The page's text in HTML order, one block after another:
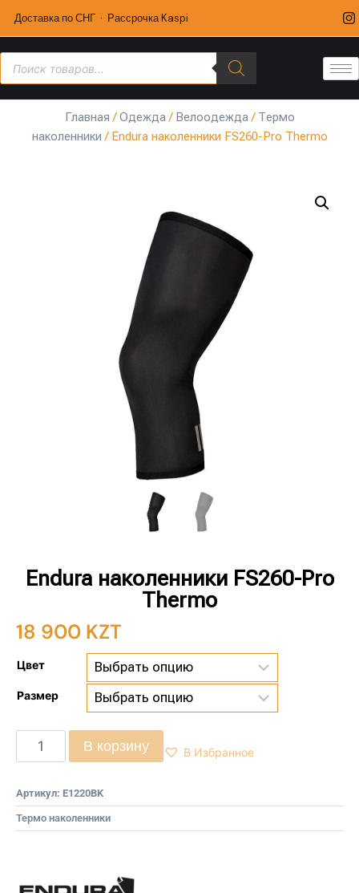
Доставка по СНГ · Рассрочка Kaspi
Главная /Одежда/ Велоодежда/ Термо
наколенники / Endura наколенники FS260-Pro Thermo
Endura наколенники FS260-Pro
Thermo
18 900 KZT
Цвет
Размер
В корзину В Избранное
Артикул: E1220BK
Термо наколенники